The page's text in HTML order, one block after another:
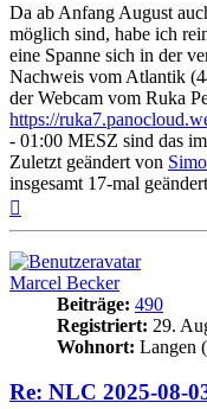
Da ab Anfang August
möglich sind, habe ich
eine Spanne sich in der
Nachweis vom Atlantik
der Webcam vom Ruka
https://
- 01:00 MESZ sind das
Zuletzt geändert von
insgesamt 17-mal
Marcel Becker
Beiträge: 490
Registriert: 29.
Wohnort: Langen
Re: NLC 2025-08-